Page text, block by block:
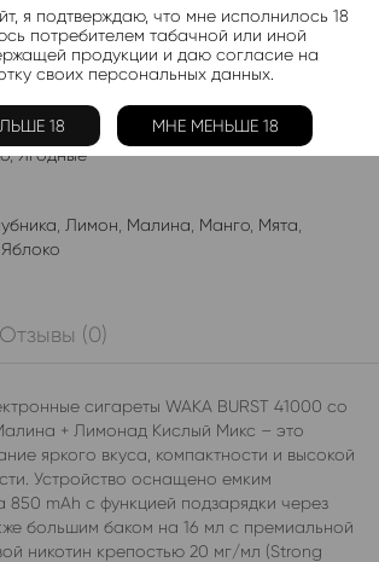
Категории: WAKA BURST 41000
Гам,Банан ,Виноград,Вишня,Гранат
, Манго Мороженое,Мята,Персик
,Ягодные
Лимон Малина Манго Мята
Яблоко
Отзывы (0)
сигареты WAKA BURST 41000 со
+ Лимонад Кислый Микс – это
яркого вкуса, компактности и высокой
Устройство оснащено емким
850 mAh с функцией подзарядки через
большим баком на 16 мл с премиальной
никотин крепостью 20 мг/мл (Strong
я подтверждаю, что мне исполнилось 18
потребителем табачной или иной
продукции и даю согласие на
своих персональных данных.
18 МНЕ МЕНЬШЕ 18